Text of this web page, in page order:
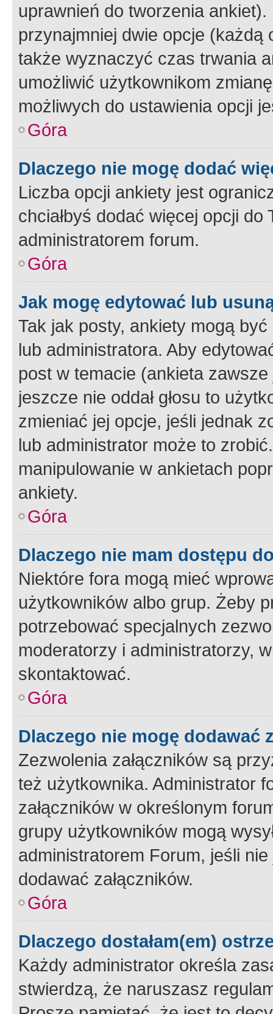
uprawnień do tworzenia
przynajmniej dwie opcje
także wyznaczyć czas trwania
umożliwić użytkownikom
możliwych do ustawienia opcji
Góra
Dlaczego nie mogę dodać
Liczba opcji ankiety jest
chciałbyś dodać więcej opcji
administratorem forum.
Góra
Jak mogę edytować lub
Tak jak posty, ankiety mogą
lub administratora. Aby
post w temacie (ankieta
jeszcze nie oddał głosu to
zmieniać jej opcje, jeśli jednak
lub administrator może to
manipulowanie w ankietach
ankiety.
Góra
Dlaczego nie mam dostępu
Niektóre fora mogą mieć
użytkowników albo grup. Żeby
potrzebować specjalnych
moderatorzy i administratorzy,
skontaktować.
Góra
Dlaczego nie mogę dodawać
Zezwolenia załączników są
też użytkownika. Administrator
załączników w określonym
grupy użytkowników mogą
administratorem Forum, jeśli
dodawać załączników.
Góra
Dlaczego dostałam(em)
Każdy administrator określa
stwierdzą, że naruszasz